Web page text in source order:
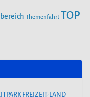
Themenfahrt TOP
FREIZEIT-LAND